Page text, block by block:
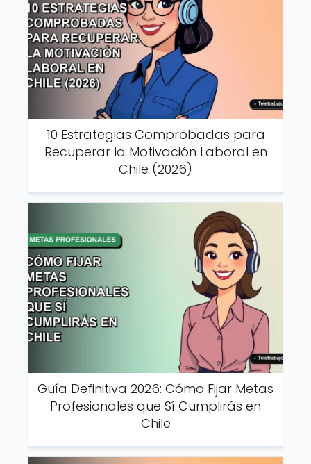
10 Estrategias Comprobadas para
Recuperar la Motivación Laboral en
Chile (2026)
Guía Definitiva 2026: Cómo Fijar Metas
Profesionales que Sí Cumplirás en
Chile